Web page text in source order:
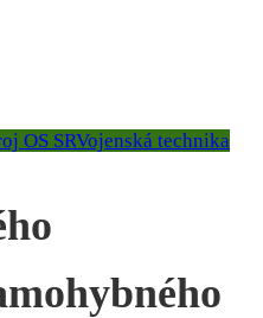
OS SRVojenská technika